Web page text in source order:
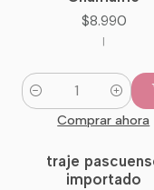
$8.990
|
Cantidad
Comprar ahora
-33%OFF
traje
importado